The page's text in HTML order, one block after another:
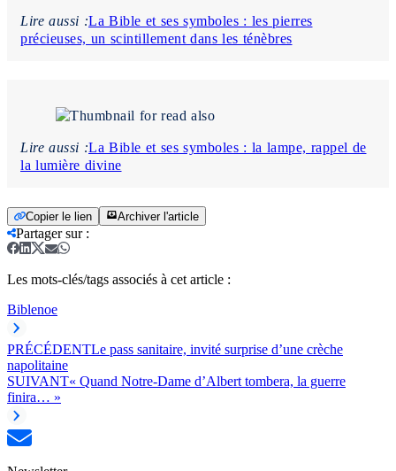
Lire aussi :La Bible et ses symboles : les pierres
précieuses, un scintillement dans les ténèbres
Lire aussi :La Bible et ses symboles : la lampe, rappel de
la lumière divine
Copier le lien Archiver l'article
Partager sur:
Les mots-clés/tags associés à cet article :
Biblenoe
PRÉCÉDENTLe pass sanitaire, invité surprise d’une crèche
napolitaine
SUIVANT« Quand Notre-Dame d’Albert tombera, la guerre
finira… »